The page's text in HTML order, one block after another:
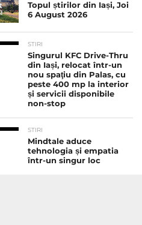
Topul știrilor din Iași, Joi
6 August 2026
STIRI
Singurul KFC Drive-Thru
din Iași, relocat într-un
nou spaţiu din Palas, cu
peste 400 mp la interior
și servicii disponibile
non-stop
STIRI
Mindtale aduce
tehnologia și empatia
într-un singur loc